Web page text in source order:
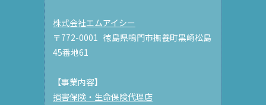
株式会社エムアイシー
〒772-0001 徳島県鳴門市撫養町黒崎松島
45番地61
【事業内容】
損害保険・生命保険代理店